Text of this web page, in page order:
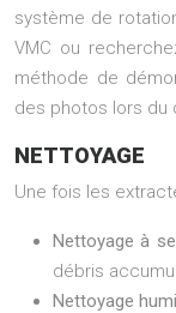
système de
VMC ou
méthode de
des photos lors du
NETTOYAGE
Une fois les
Nettoyage à
débris
Nettoyage